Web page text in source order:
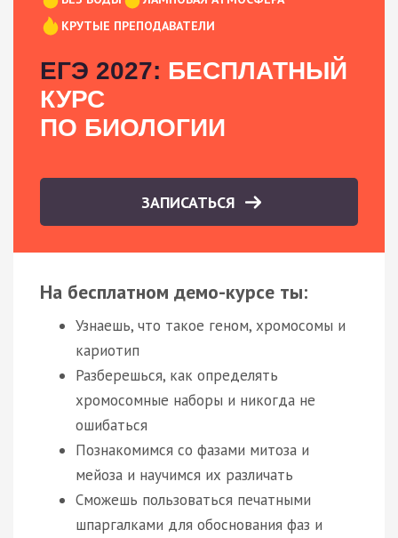
КРУТЫЕ ПРЕПОДАВАТЕЛИ
ЕГЭ 2027: БЕСПЛАТНЫЙ
КУРС
ПО БИОЛОГИИ
ЗАПИСАТЬСЯ
На бесплатном демо-курсе ты:
Узнаешь, что такое геном, хромосомы и
кариотип
Разберешься, как определять
хромосомные наборы и никогда не
ошибаться
Познакомимся со фазами митоза и
мейоза и научимся их различать
Сможешь пользоваться печатными
шпаргалками для обоснования фаз и